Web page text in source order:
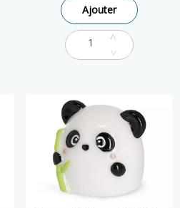
idéal après une journée
fatigante ou en saison
hivernale. Respirer
profondément l'odeur que
effluves aromatiques.
Agent lavant d'origine
naturelle à 97%. Sans
sulfates. Convient aux plus
de 3 ans.
Ajouter